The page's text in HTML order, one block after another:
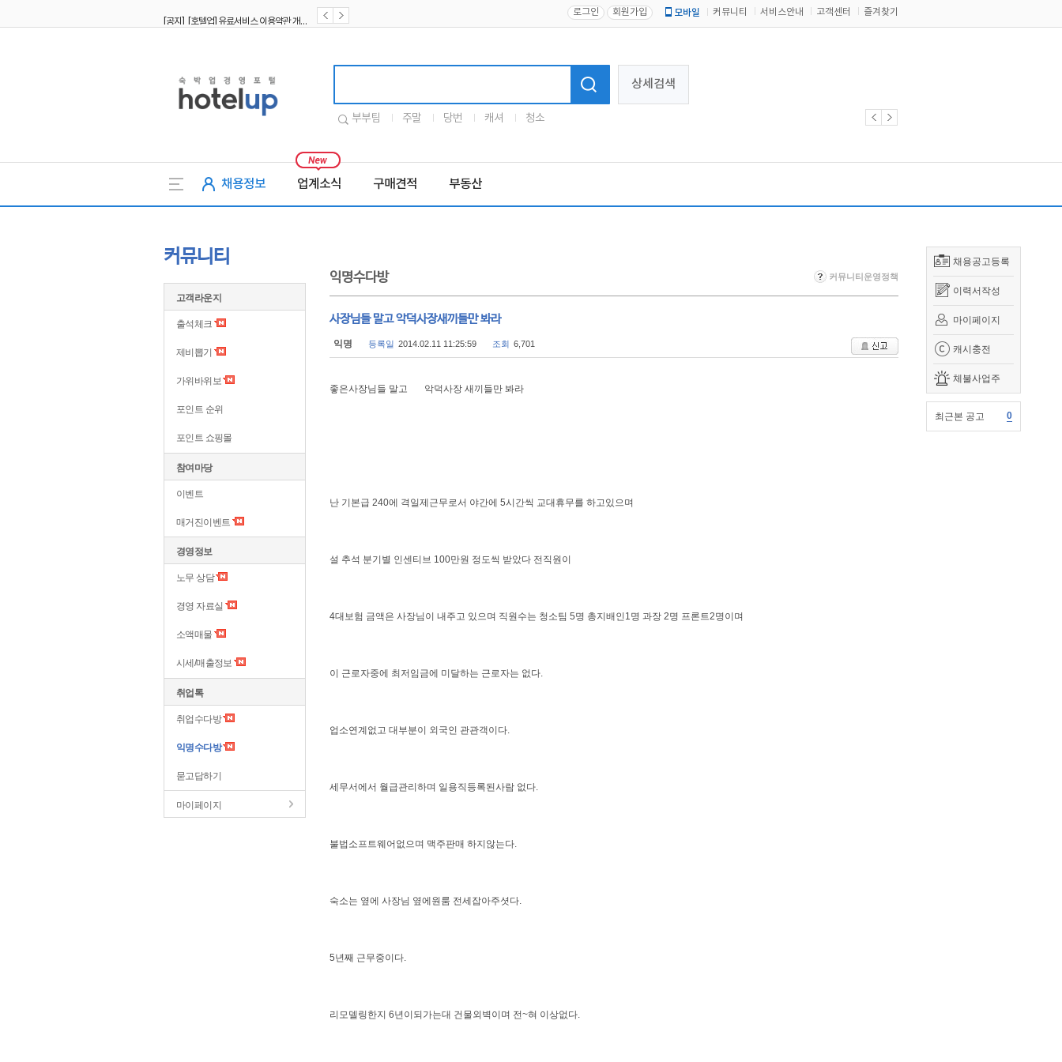
로그인 회원가입 모바일 커뮤니티 서비스안내 고객센터 즐겨찾기
상세검색
부부팀 주말 당번 캐셔 청소
채용정보 업계소식 구매견적 부동산
채용공고등록
이력서작성
마이페이지
캐시충전
체불사업주
최근본 공고 0
커뮤니티
고객라운지
출석체크
제비뽑기
가위바위보
포인트 순위
포인트 쇼핑몰
참여마당
이벤트
매거진이벤트
경영정보
노무 상담
경영 자료실
소액매물
시세/매출정보
취업톡
취업수다방
익명수다방
묻고답하기
마이페이지
익명수다방 커뮤니티운영정책
사장님들 말고 악덕사장새끼들만 봐라
익명 등록일 2014.02.11 11:25:59 조회 6,701
좋은사장님들 말고 악덕사장 새끼들만 봐라
난 기본급 240에 격일제근무로서 야간에 5시간씩 교대휴무를 하고있으며
설 추석 분기별 인센티브 100만원 정도씩 받았다 전직원이
4대보험 금액은 사장님이 내주고 있으며 직원수는 청소팀 5명 총지배인1명 과장 2명 프론트2명이며
이 근로자중에 최저임금에 미달하는 근로자는 없다.
업소연계없고 대부분이 외국인 관관객이다.
세무서에서 월급관리하며 일용직등록된사람 없다.
불법소프트웨어없으며 맥주판매 하지않는다.
숙소는 옆에 사장님 옆에원룸 전세잡아주셧다.
5년째 근무중이다.
리모델링한지 6년이되가는대 건물외벽이며 전~혀 이상없다.